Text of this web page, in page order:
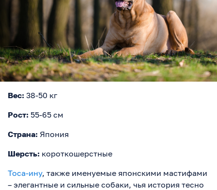
Вес: 38-50 кг
Рост: 55-65 см
Страна: Япония
Шерсть: короткошерстные
Тоса-ину, также именуемые японскими мастифами
– элегантные и сильные собаки, чья история тесно